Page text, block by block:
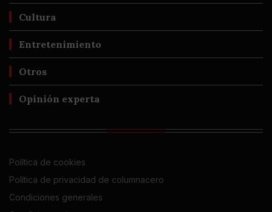
Cultura
Entretenimiento
Otros
Opinión experta
Política de cookies
Política de privacidad de columnacero
Condiciones generales